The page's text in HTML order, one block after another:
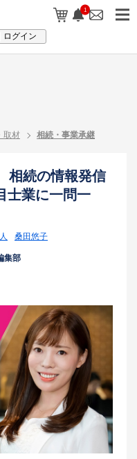
1
ログイン
取材 相続・事業承継
相続の情報発信
士業に一問一
桑田悠子
集部